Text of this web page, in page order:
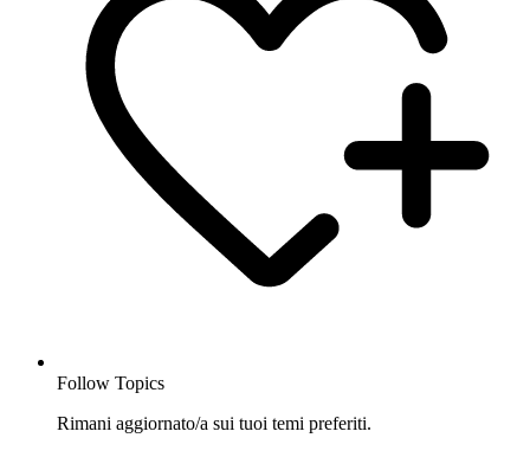
Follow Topics
Rimani aggiornato/a sui tuoi temi preferiti.